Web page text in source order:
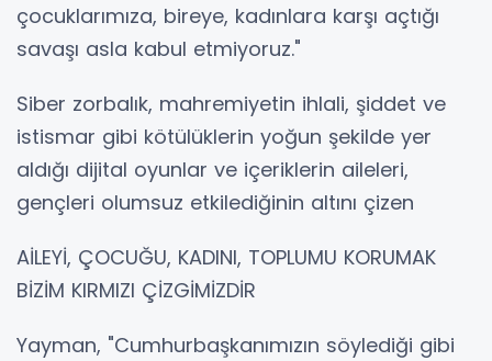
çocuklarımıza, bireye, kadınlara karşı açtığı
savaşı asla kabul etmiyoruz."
Siber zorbalık, mahremiyetin ihlali, şiddet ve
istismar gibi kötülüklerin yoğun şekilde yer
aldığı dijital oyunlar ve içeriklerin aileleri,
gençleri olumsuz etkilediğinin altını çizen
AİLEYİ, ÇOCUĞU, KADINI, TOPLUMU KORUMAK
BİZİM KIRMIZI ÇİZGİMİZDİR
Yayman, "Cumhurbaşkanımızın söylediği gibi